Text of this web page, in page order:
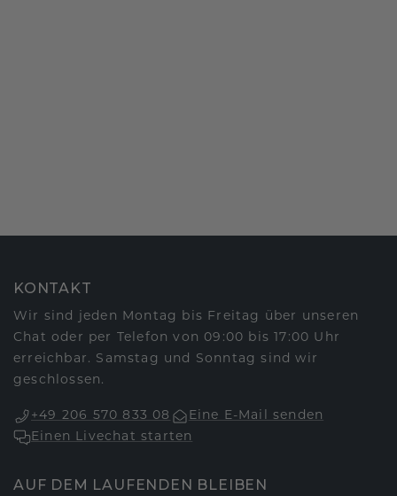
KONTAKT
Wir sind jeden Montag bis Freitag über unseren
Chat oder per Telefon von 09:00 bis 17:00 Uhr
erreichbar. Samstag und Sonntag sind wir
geschlossen.
+49 206 570 833 08
Eine E-Mail senden
Einen Livechat starten
AUF DEM LAUFENDEN BLEIBEN